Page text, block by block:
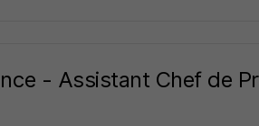
- Assistant Chef de